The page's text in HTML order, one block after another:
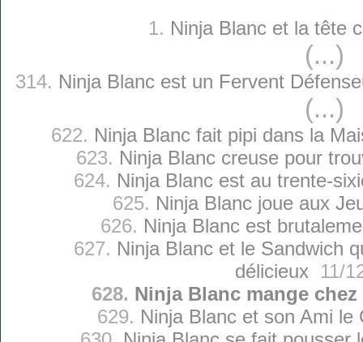
1. Ninja Blanc et la tête
(...)
314. Ninja Blanc est un Fervent
(...)
622. Ninja Blanc fait pipi dans la
623. Ninja Blanc creuse pour
624. Ninja Blanc est au trente-
625. Ninja Blanc joue aux
626. Ninja Blanc est
627. Ninja Blanc et le Sandwich
délicieux 11/
628. Ninja Blanc mange chez
629. Ninja Blanc et son Ami le